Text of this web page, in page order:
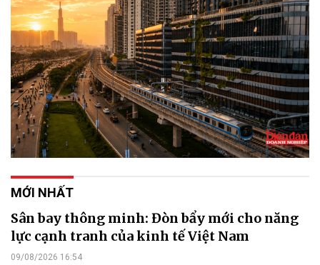
MỚI NHẤT
Sân bay thông minh: Đòn bẩy mới cho năng
lực cạnh tranh của kinh tế Việt Nam
09/08/2026 16:54